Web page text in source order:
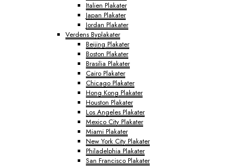
Italien Plakater
Japan Plakater
Jordan Plakater
Verdens Byplakater
Beijing Plakater
Boston Plakater
Brasilia Plakater
Cairo Plakater
Chicago Plakater
Hong Kong Plakater
Houston Plakater
Los Angeles Plakater
Mexico City Plakater
Miami Plakater
New York City Plakater
Philadelphia Plakater
San Francisco Plakater